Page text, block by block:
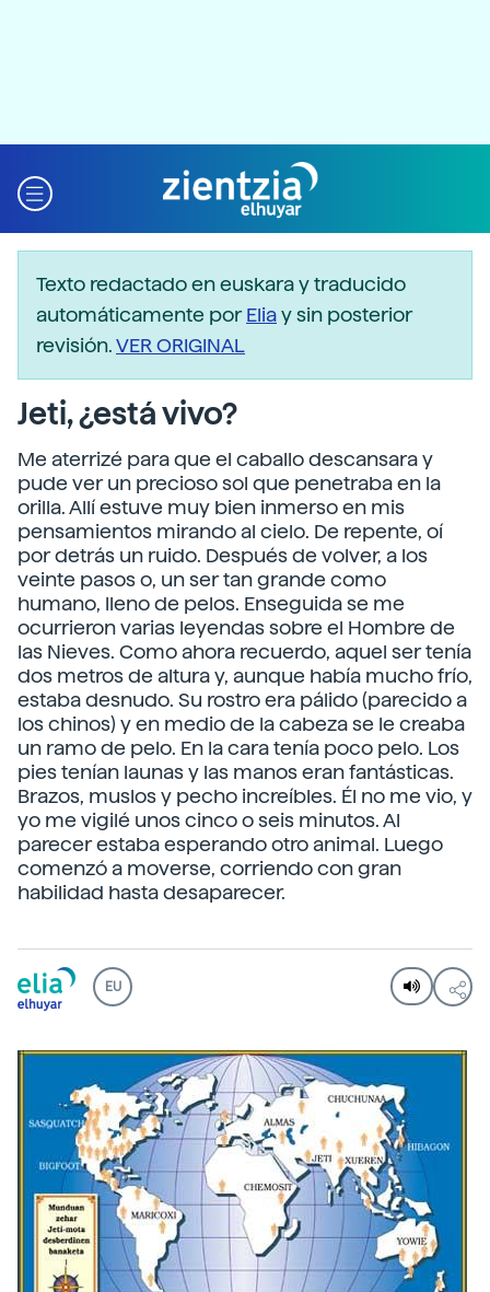
Texto redactado en euskara y traducido
automáticamente porEliay sin posterior
revisión.VER ORIGINAL
Jeti, ¿está vivo?
Me aterrizé para que el caballo descansara y
pude ver un precioso sol que penetraba en la
orilla. Allí estuve muy bien inmerso en mis
pensamientos mirando al cielo. De repente, oí
por detrás un ruido. Después de volver, a los
veinte pasos o, un ser tan grande como
humano, lleno de pelos. Enseguida se me
ocurrieron varias leyendas sobre el Hombre de
las Nieves. Como ahora recuerdo, aquel ser tenía
dos metros de altura y, aunque había mucho frío,
estaba desnudo. Su rostro era pálido (parecido a
los chinos) y en medio de la cabeza se le creaba
un ramo de pelo. En la cara tenía poco pelo. Los
pies tenían launas y las manos eran fantásticas.
Brazos, muslos y pecho increíbles. Él no me vio, y
yo me vigilé unos cinco o seis minutos. Al
parecer estaba esperando otro animal. Luego
comenzó a moverse, corriendo con gran
habilidad hasta desaparecer.
EU